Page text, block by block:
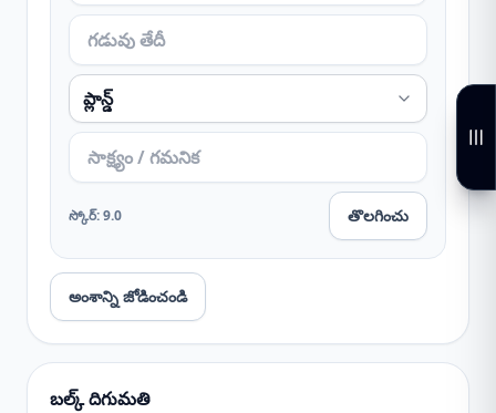
స్కోర్:9.0 తొలగించు
అంశాన్ని జోడించండి
బల్క్ దిగుమతి